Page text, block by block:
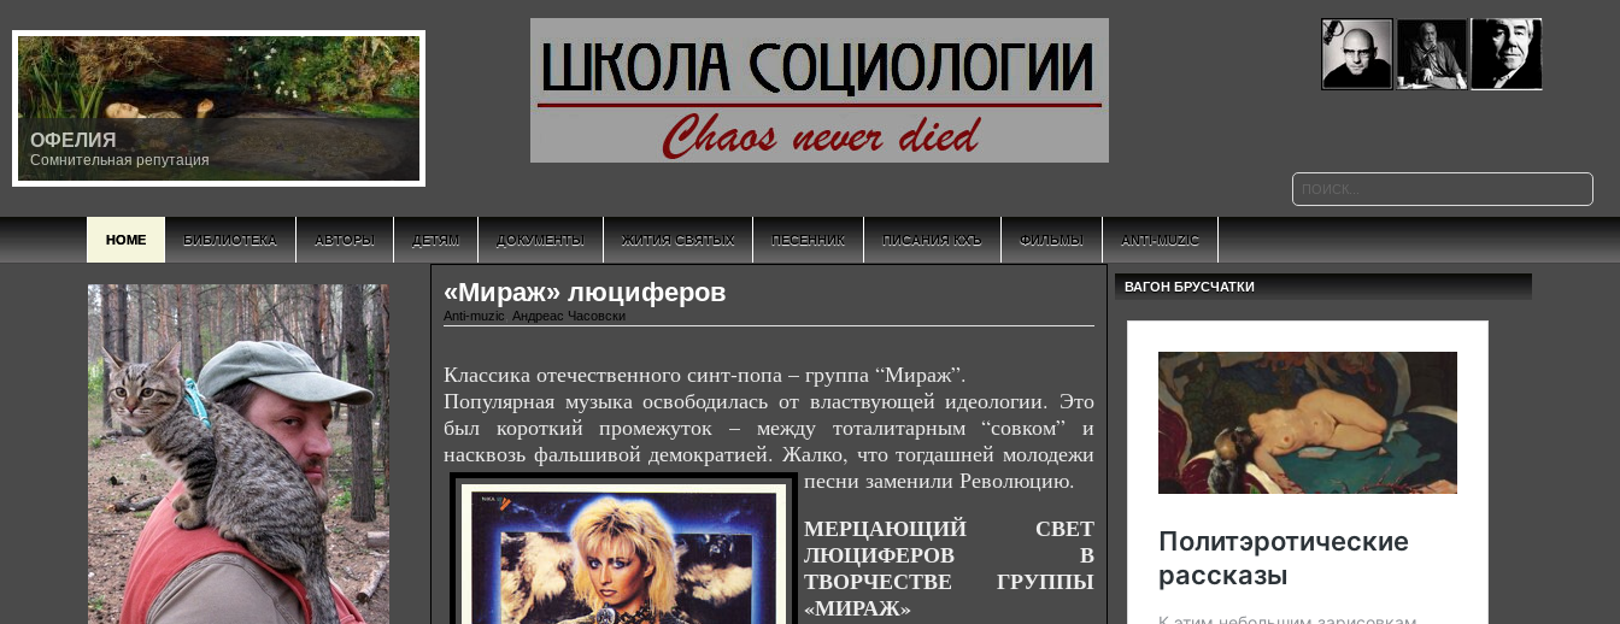
INRI
Iсторическое Nаследие Rеволюционной Iнициации
HOME БИБЛИОТЕКА АВТОРЫ ДЕТЯМ ДОКУМЕНТЫ ЖИТИЯ СВЯТЫХ ПЕСЕННИК ПИСАНИЯ КХЪ ФИЛЬМЫ ANTI-MUZIC
«Мираж» люциферов
Anti-muzic Андреас Часовски
Классика отечественного синт-попа – группа “Мираж”.
Популярная музыка освободилась от властвующей идеологии. Это
был короткий промежуток – между тоталитарным “совком” и
насквозь фальшивой демократией. Жалко, что тогдашней молодежи
песни заменили Революцию.
МЕРЦАЮЩИЙ СВЕТ
ЛЮЦИФЕРОВ В
ТВОРЧЕСТВЕ ГРУППЫ
«МИРАЖ»
ВАГОН БРУСЧАТКИ